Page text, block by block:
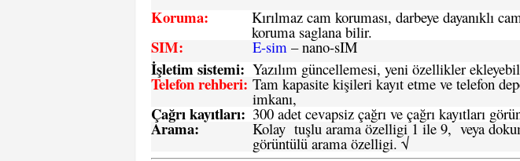
Koruma: Kırılmaz cam koruması, darbeye dayanıklı
koruma saglana bilir.
SIM: E-sim – nano-sIM
İşletim sistemi: Yazılım güncellemesi, yeni özellikler
Telefon rehberi: Tam kapasite kişileri kayıt etme ve telefon
imkanı,
Çağrı kayıtları: 300 adet cevapsiz çağrı ve çağrı kayıtları
Arama: Kolay tuşlu arama özelligi 1 ile 9, veya
görüntülü arama özelligi. √